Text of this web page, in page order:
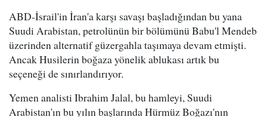
ABD-İsrail'in İran'a karşı savaşı başladığından bu yana
Suudi Arabistan, petrolünün bir bölümünü Babu'l Mendeb
üzerinden alternatif güzergahla taşımaya devam etmişti.
Ancak Husilerin boğaza yönelik ablukası artık bu
seçeneği de sınırlandırıyor.
Yemen analisti Ibrahim Jalal, bu hamleyi, Suudi
Arabistan'ın bu yılın başlarında Hürmüz Boğazı'nın